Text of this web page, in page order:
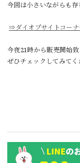
今回は小さいながらも存
⇒ダイオプサイトコーナ
今夜21時から販売開始致
ぜひチェックしてみてく